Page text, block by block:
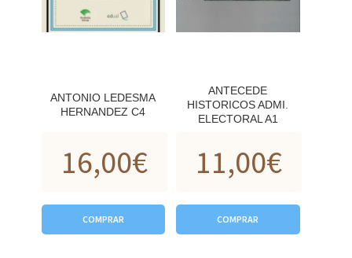
ANTONIO LEDESMA
HERNANDEZ C4
16,00€
COMPRAR
ANTECEDE
HISTORICOS ADMI.
ELECTORAL A1
11,00€
COMPRAR